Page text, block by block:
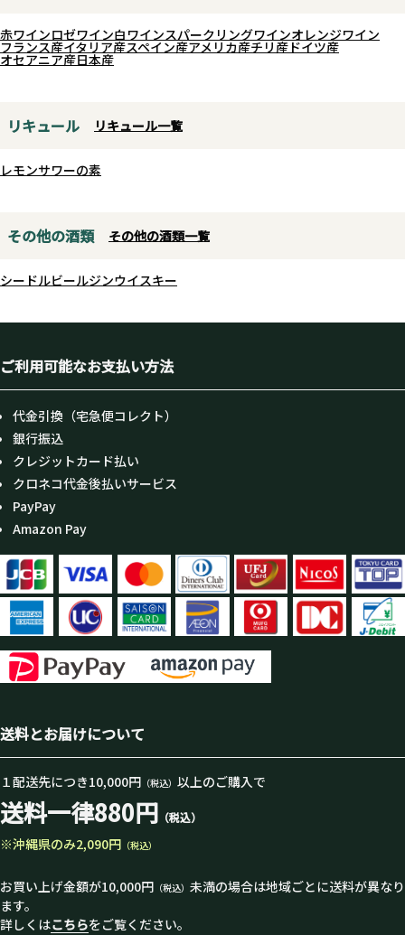
赤ワインロゼワイン白ワインスパークリングワインオレンジワイン
フランス産イタリア産スペイン産アメリカ産チリ産ドイツ産
オセアニア産日本産
リキュール リキュール一覧
レモンサワーの素
その他の酒類 その他の酒類一覧
シードルビールジンウイスキー
ご利用可能なお支払い方法
代金引換（宅急便コレクト）
銀行振込
クレジットカード払い
クロネコ代金後払いサービス
PayPay
Amazon Pay
送料とお届けについて
１配送先につき10,000円 （税込） 以上のご購入で
送料一律880円 （税込）
※沖縄県のみ2,090円 （税込）
お買い上げ金額が10,000円 （税込） 未満の場合は地域ごとに送料が異なり
ます。
詳しくはこちらをご覧ください。